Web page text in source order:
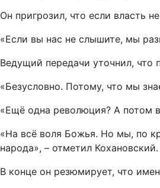
Он пригрозил, что если власть
«Если вы нас не слышите, мы
Ведущий передачи уточнил, что
«Безусловно. Потому, что мы
«Ещё одна революция? А потом
«На всё воля Божья. Но мы, по
народа», – отметил Кохановский.
В конце он резюмирует, что